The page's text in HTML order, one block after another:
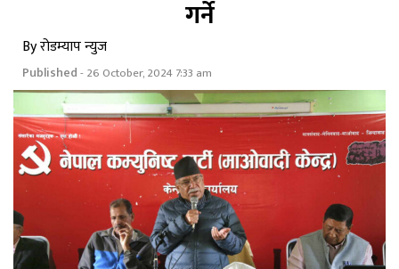
गर्ने
By रोडम्याप न्युज
Published- 26 October, 2024 7:33 am